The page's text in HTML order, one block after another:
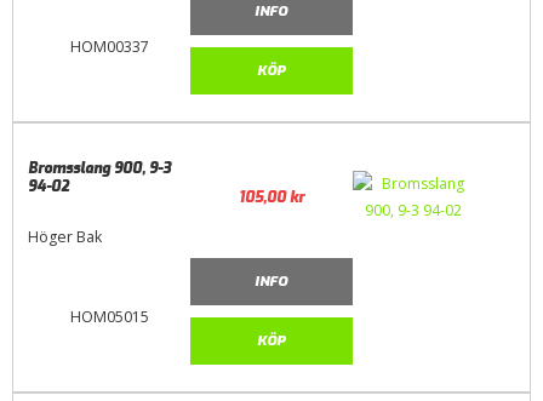
HOM00337
INFO
KÖP
HOM05015
Bromsslang 900, 9-3
94-02
Höger Bak
105,00kr
INFO
KÖP